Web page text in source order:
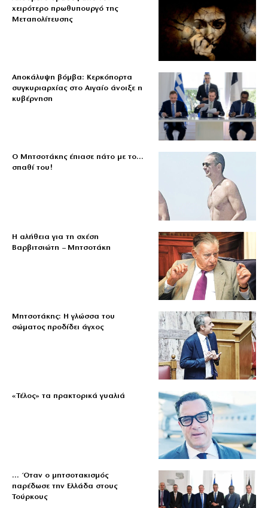
χειρότερο πρωθυπουργό της
Μεταπολίτευσης
Αποκάλυψη βόμβα: Κερκόπορτα
συγκυριαρχίας στο Αιγαίο άνοιξε η
κυβέρνηση
Ο Μητσοτάκης έπιασε πάτο με το…
σπαθί του!
Η αλήθεια για τη σχέση
Βαρβιτσιώτη – Μητσοτάκη
Μητσοτάκης: Η γλώσσα του
σώματος προδίδει άγχος
«Τέλος» τα πρακτορικά γυαλιά
… Όταν ο μητσοτακισμός
παρέδωσε την Ελλάδα στους
Τούρκους